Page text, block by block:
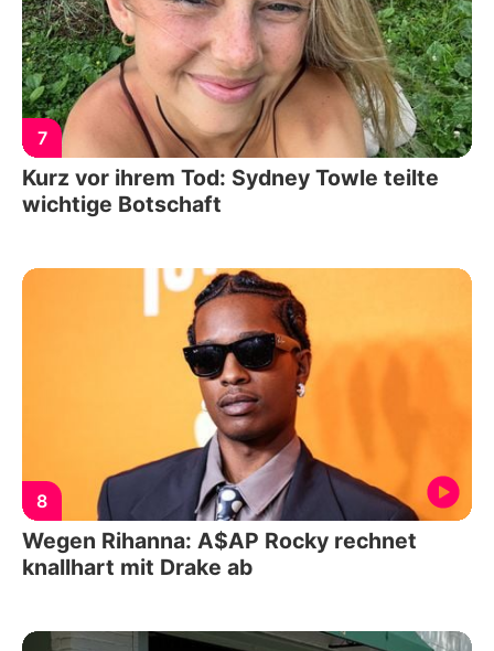
7
Kurz vor ihrem Tod: Sydney Towle teilte
wichtige Botschaft
8
Wegen Rihanna: A$AP Rocky rechnet
knallhart mit Drake ab